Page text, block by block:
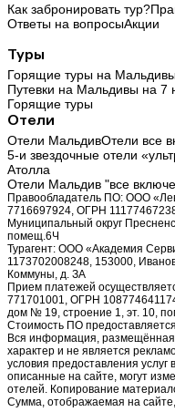
Как забронировать тур?
Ответы на вопросыАкции
Туры
Горящие туры на
Путевки на Мальдивы на 7
Горящие туры
Отели
Отели МальдивОтели все
5-и звездочные отели
Атолла
Отели Мальдив "все
Правообладатель ПО: ООО
7716697924, ОГРН
Муниципальный округ
помещ.6Ч
Турагент: ООО «Академия
1173702008248, 153000,
Коммуны, д. ЗА
Прием платежей
771701001, ОГРН
дом № 19, строение 1, эт. 10,
Стоимость ПО
Вся информация,
характер и не является
условия предоставления услуг
описанные на сайте, могут
отелей. Копирование
Сумма, отображаемая на сайте,